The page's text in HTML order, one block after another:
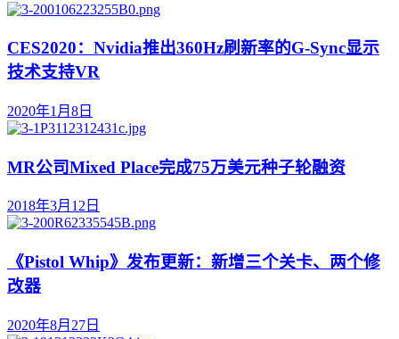
CES2020：Nvidia推出360Hz刷新率的G-Sync显示
技术支持VR
2020年1月8日
MR公司Mixed Place完成75万美元种子轮融资
2018年3月12日
《Pistol Whip》发布更新：新增三个关卡、两个修
改器
2020年8月27日